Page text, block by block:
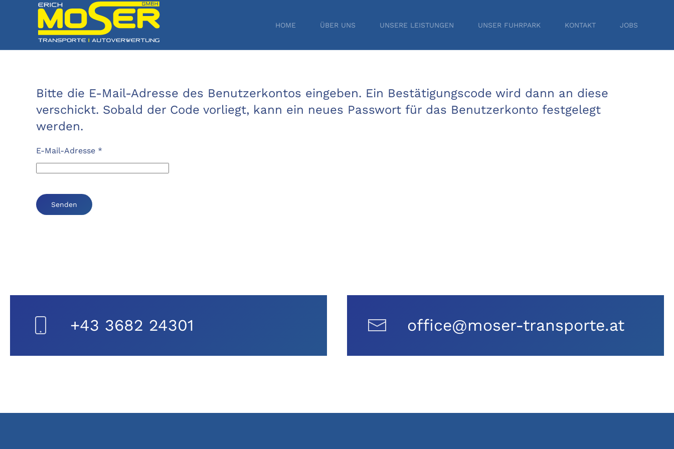
HOME ÜBER UNS UNSERE LEISTUNGEN UNSER FUHRPARK KONTAKT JOBS
Bitte die E-Mail-Adresse des Benutzerkontos eingeben. Ein Bestätigungscode wird dann an diese
verschickt. Sobald der Code vorliegt, kann ein neues Passwort für das Benutzerkonto festgelegt
werden.
E-Mail-Adresse *
Senden
+43 3682 24301 office@moser-transporte.at